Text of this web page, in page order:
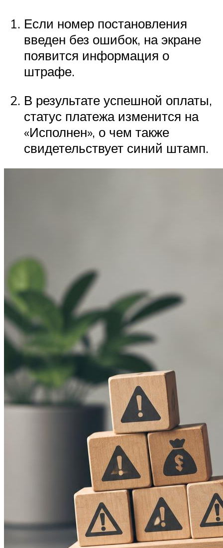
Если номер постановления
введен без ошибок, на экране
появится информация о
штрафе.
В результате успешной оплаты,
статус платежа изменится на
«Исполнен», о чем также
свидетельствует синий штамп.